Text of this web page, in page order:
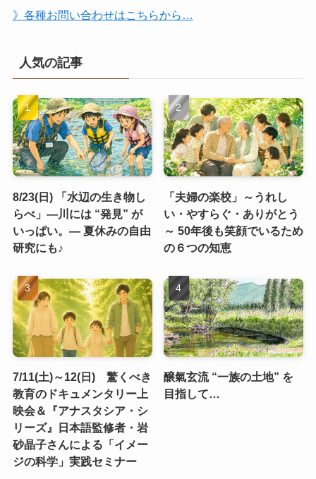
》各種お問い合わせはこちらから…
人気の記事
8/23(日) 「水辺の生き物し
らべ」―川には “発見” が
いっぱい。― 夏休みの自由
研究にも♪
「夫婦の楽校」～うれし
い・やすらぐ・ありがとう
～ 50年後も笑顔でいるため
の６つの知恵
7/11(土)～12(日) 驚くべき
教育のドキュメンタリー上
映会＆『アナスタシア・シ
リーズ』日本語監修者・岩
砂晶子さんによる「イメー
ジの科学」実践セミナー
醸氣玄流 “一族の土地” を
目指して…